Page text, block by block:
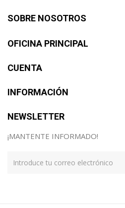
SOBRE NOSOTROS
OFICINA PRINCIPAL
CUENTA
INFORMACIÓN
NEWSLETTER
¡MANTENTE INFORMADO!